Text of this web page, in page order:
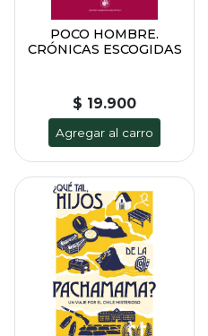
POCO HOMBRE.
CRÓNICAS ESCOGIDAS
$ 19.900
Agregar al carro